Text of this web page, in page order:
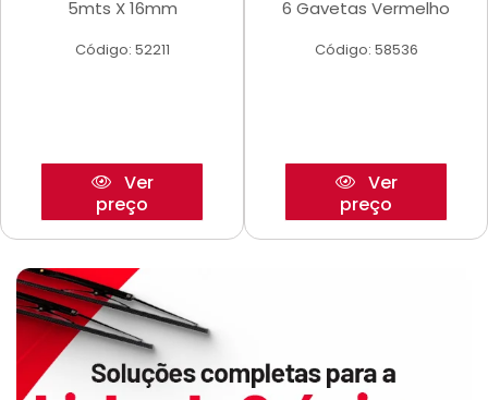
5mts X 16mm
Código: 52211
Ver
preço
6 Gavetas Vermelho
Código: 58536
Ver
preço